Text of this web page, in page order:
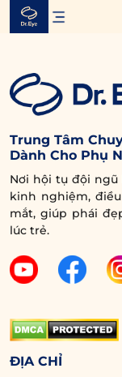
Skip
Trung Tâm
Dành Cho Phụ
Nơi hội tụ đội ngũ
kinh nghiệm,
mắt, giúp phái
lúc trẻ.
ĐỊA CHỈ